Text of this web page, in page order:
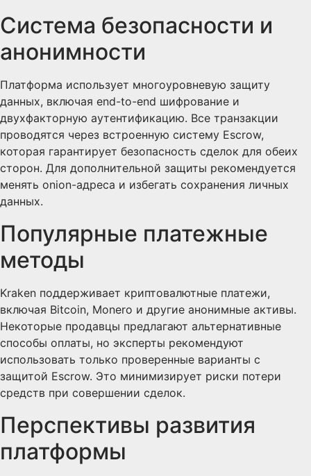
Система безопасности и
анонимности
Платформа использует многоуровневую защиту
данных, включая end-to-end шифрование и
двухфакторную аутентификацию. Все транзакции
проводятся через встроенную систему Escrow,
которая гарантирует безопасность сделок для обеих
сторон. Для дополнительной защиты рекомендуется
менять onion-адреса и избегать сохранения личных
данных.
Популярные платежные
методы
Kraken поддерживает криптовалютные платежи,
включая Bitcoin, Monero и другие анонимные активы.
Некоторые продавцы предлагают альтернативные
способы оплаты, но эксперты рекомендуют
использовать только проверенные варианты с
защитой Escrow. Это минимизирует риски потери
средств при совершении сделок.
Перспективы развития
платформы